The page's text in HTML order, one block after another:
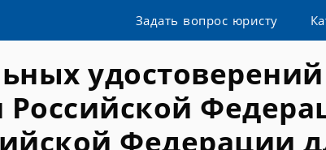
Задать вопрос юристу
Федерации